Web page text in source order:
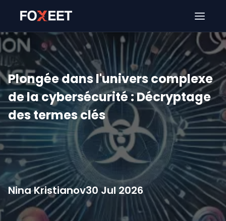
Plongée dans l'univers complexe
de la cybersécurité : Décryptage
des termes clés
Nina Kristianov30 Jul 2026